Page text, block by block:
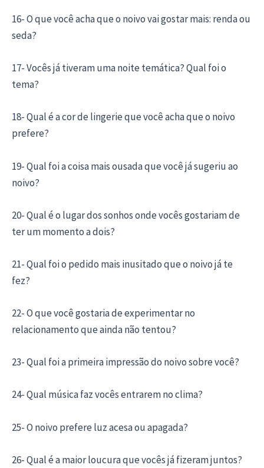
16- O que você acha que o noivo vai gostar mais: renda ou
seda?
17- Vocês já tiveram uma noite temática? Qual foi o
tema?
18- Qual é a cor de lingerie que você acha que o noivo
prefere?
19- Qual foi a coisa mais ousada que você já sugeriu ao
noivo?
20- Qual é o lugar dos sonhos onde vocês gostariam de
ter um momento a dois?
21- Qual foi o pedido mais inusitado que o noivo já te
fez?
22- O que você gostaria de experimentar no
relacionamento que ainda não tentou?
23- Qual foi a primeira impressão do noivo sobre você?
24- Qual música faz vocês entrarem no clima?
25- O noivo prefere luz acesa ou apagada?
26- Qual é a maior loucura que vocês já fizeram juntos?